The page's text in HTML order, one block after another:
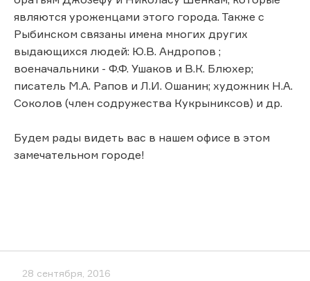
являются уроженцами этого города. Также с
Рыбинском связаны имена многих других
выдающихся людей: Ю.В. Андропов ;
военачальники - Ф.Ф. Ушаков и В.К. Блюхер;
писатель М.А. Рапов и Л.И. Ошанин; художник Н.А.
Соколов (член содружества Кукрыниксов) и др.
Будем рады видеть вас в нашем офисе в этом
замечательном городе!
28 сентября, 2016